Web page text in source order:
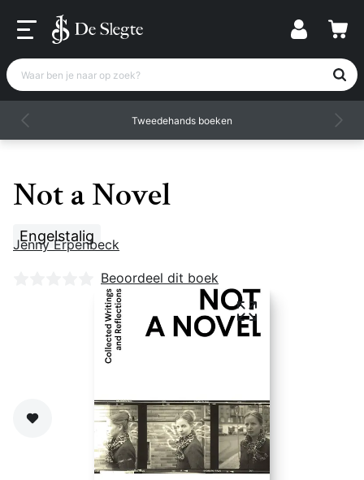
Waar ben je naar op zoek?
Tweedehands boeken
Not a Novel
Engelstalig
Jenny Erpenbeck
Nog geen beoordelingen
Beoordeel dit boek
Zet op verlanglijst